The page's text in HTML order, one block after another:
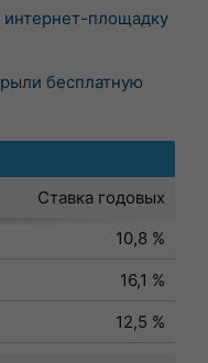
интернет-площадку
бесплатную
Ставка годовых
10,8 %
16,1 %
12,5 %